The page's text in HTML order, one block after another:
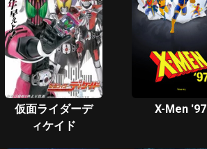
仮面ライダーデ
ィケイド
X-Men '97